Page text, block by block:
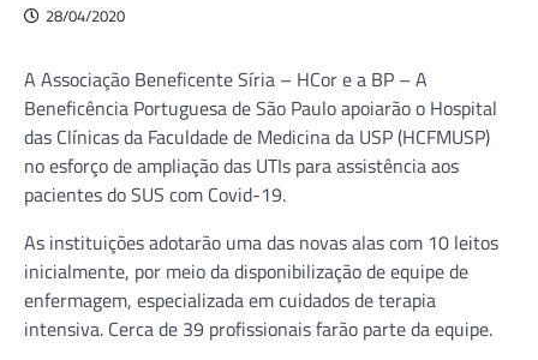
28/04/2020
A Associação Beneficente Síria – HCor e a BP – A
Beneficência Portuguesa de São Paulo apoiarão o Hospital
das Clínicas da Faculdade de Medicina da USP (HCFMUSP)
no esforço de ampliação das UTIs para assistência aos
pacientes do SUS com Covid-19.
As instituições adotarão uma das novas alas com 10 leitos
inicialmente, por meio da disponibilização de equipe de
enfermagem, especializada em cuidados de terapia
intensiva. Cerca de 39 profissionais farão parte da equipe.